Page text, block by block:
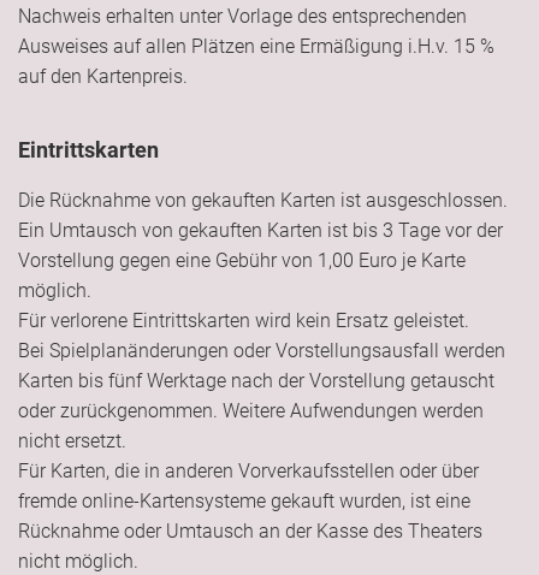
Nachweis erhalten unter Vorlage des entsprechenden
Ausweises auf allen Plätzen eine Ermäßigung i.H.v. 15 %
auf den Kartenpreis.
Eintrittskarten
Die Rücknahme von gekauften Karten ist ausgeschlossen.
Ein Umtausch von gekauften Karten ist bis 3 Tage vor der
Vorstellung gegen eine Gebühr von 1,00 Euro je Karte
möglich.
Für verlorene Eintrittskarten wird kein Ersatz geleistet.
Bei Spielplanänderungen oder Vorstellungsausfall werden
Karten bis fünf Werktage nach der Vorstellung getauscht
oder zurückgenommen. Weitere Aufwendungen werden
nicht ersetzt.
Für Karten, die in anderen Vorverkaufsstellen oder über
fremde online-Kartensysteme gekauft wurden, ist eine
Rücknahme oder Umtausch an der Kasse des Theaters
nicht möglich.